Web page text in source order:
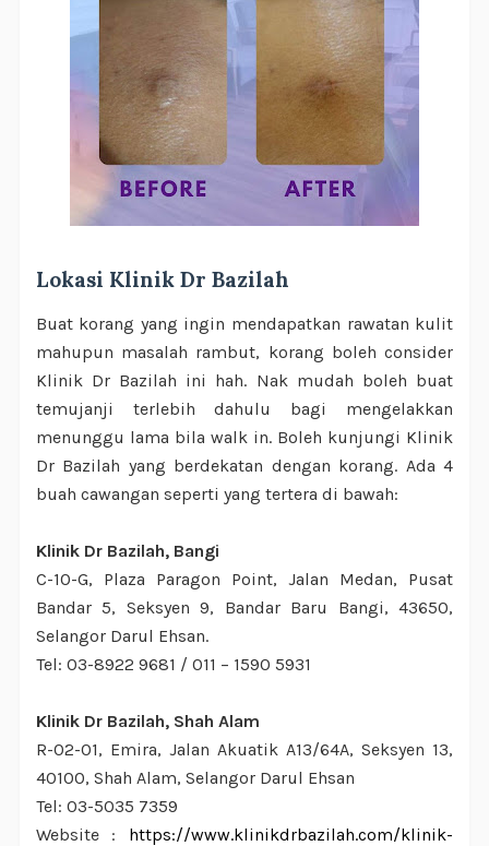
Lokasi Klinik Dr Bazilah
Buat korang yang ingin mendapatkan rawatan kulit
mahupun masalah rambut, korang boleh consider
Klinik Dr Bazilah ini hah. Nak mudah boleh buat
temujanji terlebih dahulu bagi mengelakkan
menunggu lama bila walk in. Boleh kunjungi Klinik
Dr Bazilah yang berdekatan dengan korang. Ada 4
buah cawangan seperti yang tertera di bawah:
Klinik Dr Bazilah, Bangi
C-10-G, Plaza Paragon Point, Jalan Medan, Pusat
Bandar 5, Seksyen 9, Bandar Baru Bangi, 43650,
Selangor Darul Ehsan.
Tel: 03-8922 9681 / 011 – 1590 5931
Klinik Dr Bazilah, Shah Alam
R-02-01, Emira, Jalan Akuatik A13/64A, Seksyen 13,
40100, Shah Alam, Selangor Darul Ehsan
Tel: 03-5035 7359
Website : https://www.klinikdrbazilah.com/klinik-